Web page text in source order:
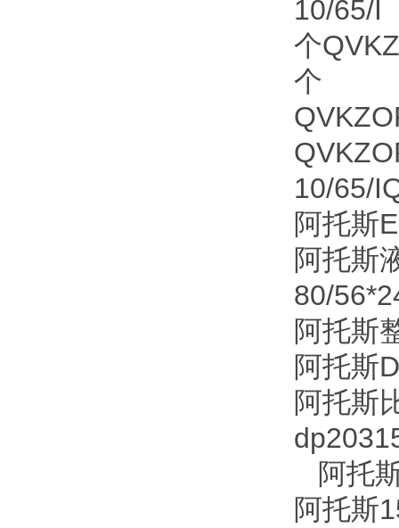
10/65/I
个
个
10/65/
阿托斯
阿托斯
80/
阿托斯
阿托斯
阿托斯
阿托
阿托